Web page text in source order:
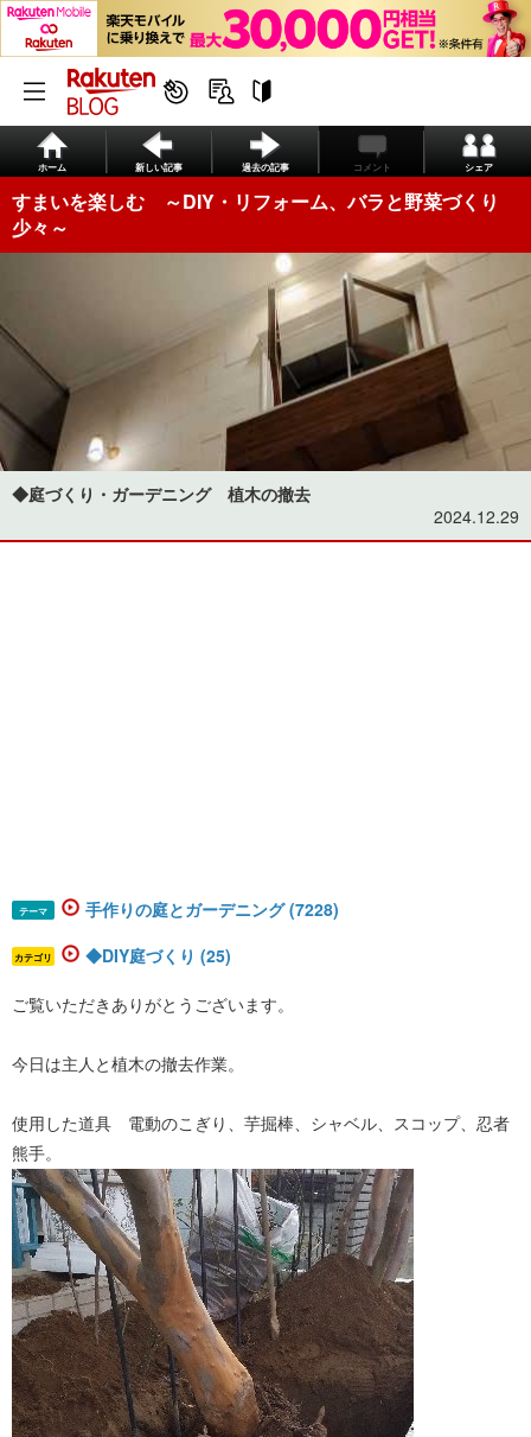
ホーム 新しい記事 過去の記事 コメント シェア
すまいを楽しむ ～DIY・リフォーム、バラと野菜づくり
少々～
◆庭づくり・ガーデニング 植木の撤去
2024.12.29
テーマ 手作りの庭とガーデニング (7228)
カテゴリ ◆DIY庭づくり (25)
ご覧いただきありがとうございます。
今日は主人と植木の撤去作業。
使用した道具 電動のこぎり、芋掘棒、シャベル、スコップ、忍者
熊手。